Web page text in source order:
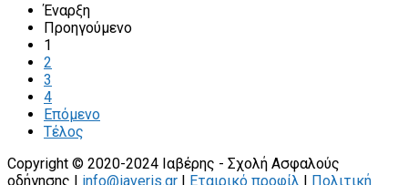
Έναρξη
Προηγούμενο
1
2
3
4
Επόμενο
Τέλος
Copyright © 2020-2024 Ιαβέρης - Σχολή Ασφαλούς
οδήγησης | info@iaveris.gr | Εταιρικό προφίλ | Πολιτική